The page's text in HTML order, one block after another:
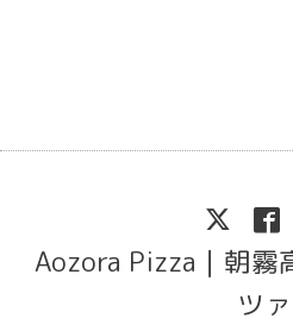
Aozora Pizza｜朝霧
ツァ